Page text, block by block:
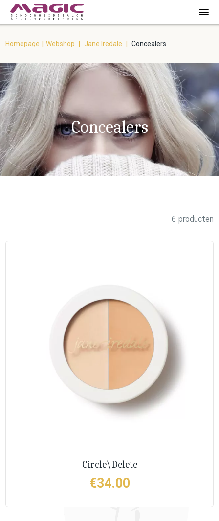
Homepage Webshop Jane Iredale Concealers
Concealers
6 producten
Circle\Delete
€34.00